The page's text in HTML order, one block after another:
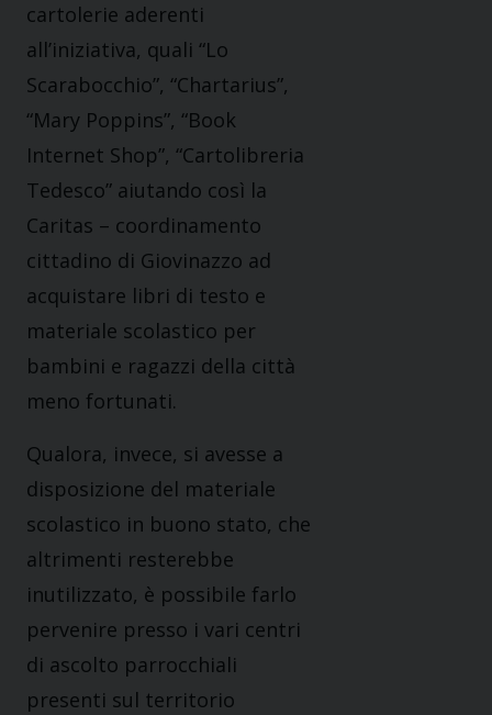
cartolerie aderenti
all’iniziativa, quali “Lo
Scarabocchio”, “Chartarius”,
“Mary Poppins”, “Book
Internet Shop”, “Cartolibreria
Tedesco” aiutando così la
Caritas – coordinamento
cittadino di Giovinazzo ad
acquistare libri di testo e
materiale scolastico per
bambini e ragazzi della città
meno fortunati.
Qualora, invece, si avesse a
disposizione del materiale
scolastico in buono stato, che
altrimenti resterebbe
inutilizzato, è possibile farlo
pervenire presso i vari centri
di ascolto parrocchiali
presenti sul territorio